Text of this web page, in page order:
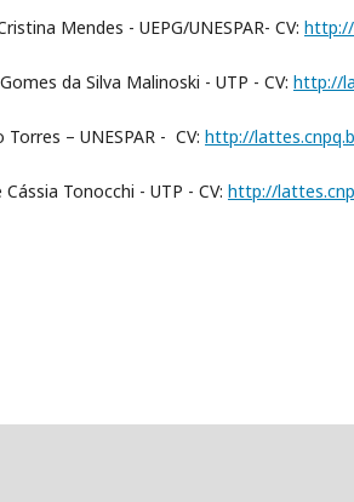
Mendes - UEPG/UNESPAR- CV: http://
da Silva Malinoski - UTP - CV: http://
Torres – UNESPAR - CV: http://
Cássia Tonocchi - UTP - CV: http://